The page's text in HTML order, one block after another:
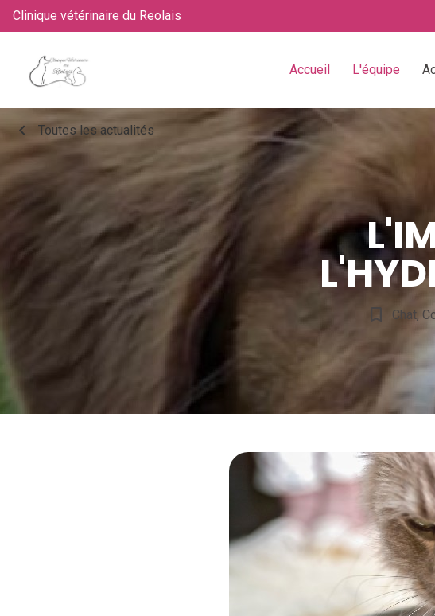
Clinique vétérinaire du Reolais
Accueil L'équipe
chevron_left Toutes les actualités
bookmark_border Chat,